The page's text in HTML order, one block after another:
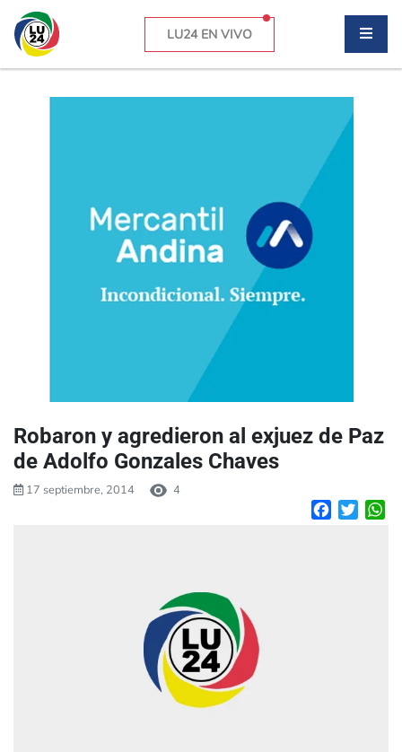
LU24 EN VIVO
Robaron y agredieron al exjuez de Paz
de Adolfo Gonzales Chaves
17 septiembre, 2014 4
Facebook